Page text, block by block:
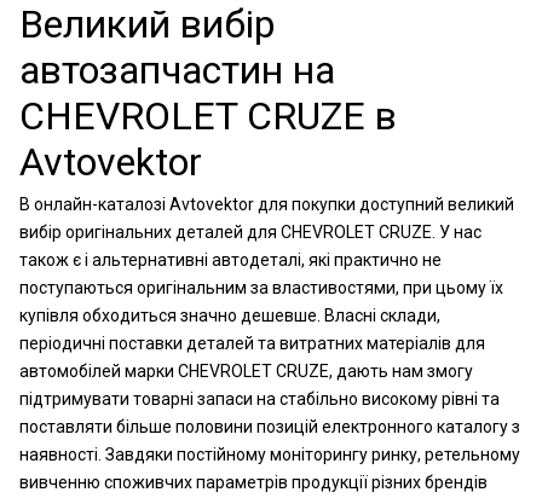
Великий вибір
автозапчастин на
CHEVROLET CRUZE в
Avtovektor
В онлайн-каталозі Avtovektor для покупки доступний великий
вибір оригінальних деталей для CHEVROLET CRUZE. У нас
також є і альтернативні автодеталі, які практично не
поступаються оригінальним за властивостями, при цьому їх
купівля обходиться значно дешевше. Власні склади,
періодичні поставки деталей та витратних матеріалів для
автомобілей марки CHEVROLET CRUZE, дають нам змогу
підтримувати товарні запаси на стабільно високому рівні та
поставляти більше половини позицій електронного каталогу з
наявності. Завдяки постійному моніторингу ринку, ретельному
вивченню споживчих параметрів продукції різних брендів